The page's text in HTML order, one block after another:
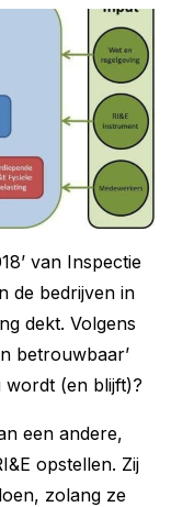
van Inspectie
de bedrijven in
dekt. Volgens
betrouwbaar’
wordt (en blijft)?
een andere,
opstellen. Zij
zolang ze